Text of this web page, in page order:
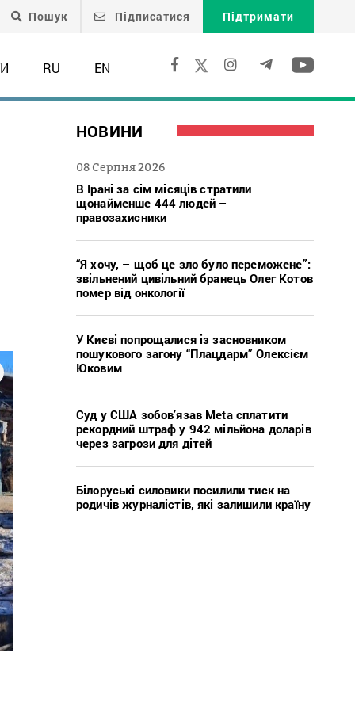
Пошук Підписатися Підтримати
RU EN
НОВИНИ
08 Серпня 2026
В Ірані за сім місяців стратили
щонайменше 444 людей –
правозахисники
“Я хочу, – щоб це зло було переможене”:
звільнений цивільний бранець Олег Котов
помер від онкології
У Києві попрощалися із засновником
пошукового загону “Плацдарм” Олексієм
Юковим
Суд у США зобов’язав Meta сплатити
рекордний штраф у 942 мільйона доларів
через загрози для дітей
Білоруські силовики посилили тиск на
родичів журналістів, які залишили країну